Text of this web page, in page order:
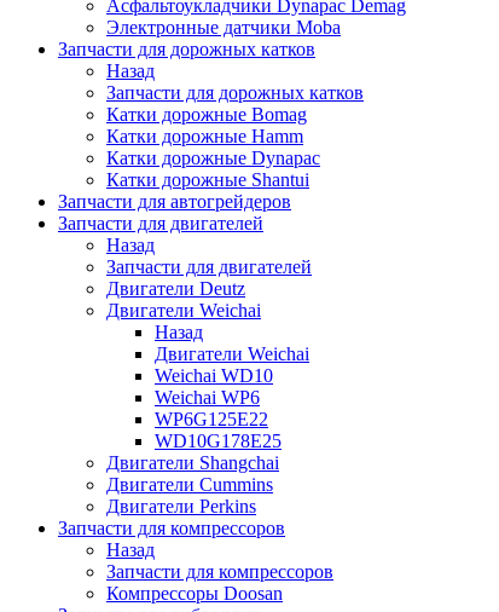
Асфальтоукладчики Dynapac Demag
Электронные датчики Moba
Запчасти для дорожных катков
Назад
Запчасти для дорожных катков
Катки дорожные Bomag
Катки дорожные Hamm
Катки дорожные Dynapac
Катки дорожные Shantui
Запчасти для автогрейдеров
Запчасти для двигателей
Назад
Запчасти для двигателей
Двигатели Deutz
Двигатели Weichai
Назад
Двигатели Weichai
Weichai WD10
Weichai WP6
WP6G125E22
WD10G178E25
Двигатели Shangchai
Двигатели Cummins
Двигатели Perkins
Запчасти для компрессоров
Назад
Запчасти для компрессоров
Компрессоры Doosan